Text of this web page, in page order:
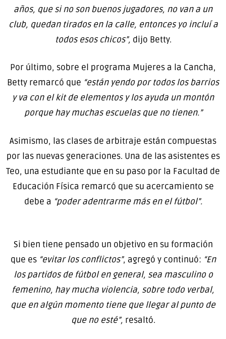
años, que si no son buenos jugadores, no van a un
club, quedan tirados en la calle, entonces yo incluí a
todos esos chicos”, dijo Betty.
Por último, sobre el programa Mujeres a la Cancha,
Betty remarcó que “están yendo por todos los barrios
y va con el kit de elementos y los ayuda un montón
porque hay muchas escuelas que no tienen.”
Asimismo, las clases de arbitraje están compuestas
por las nuevas generaciones. Una de las asistentes es
Teo, una estudiante que en su paso por la Facultad de
Educación Física remarcó que su acercamiento se
debe a “poder adentrarme más en el fútbol”.
Si bien tiene pensado un objetivo en su formación
que es“evitar los conflictos”, agregó y continuó: “En
los partidos de fútbol en general, sea masculino o
femenino, hay mucha violencia, sobre todo verbal,
que en algún momento tiene que llegar al punto de
que no esté”, resaltó.